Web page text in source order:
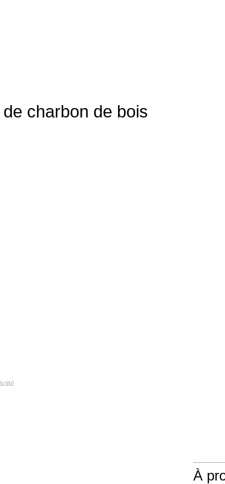
de charbon de bois
À